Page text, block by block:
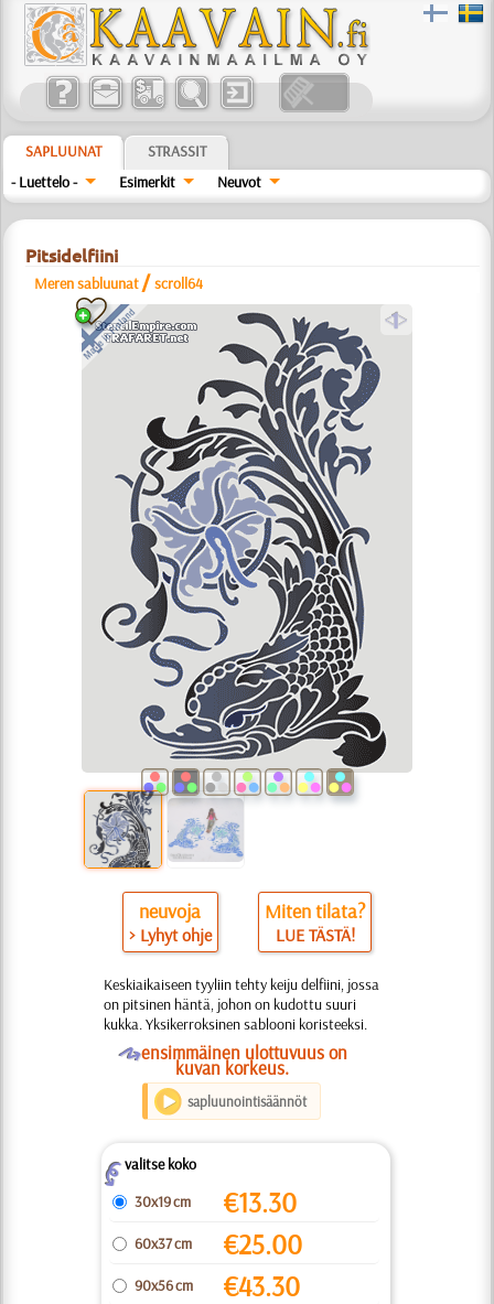
SAPLUUNAT
STRASSIT
- Luettelo -
Esimerkit Neuvot
Pitsidelfiini
Meren sabluunat /scroll64
a
neuvoja
> Lyhyt ohje
Miten tilata?
LUE TÄSTÄ!
Keskiaikaiseen tyyliin tehty keiju delfiini, jossa
on pitsinen häntä, johon on kudottu suuri
kukka. Yksikerroksinen sablooni koristeeksi.
Oensimmäinen ulottuvuus on
kuvan korkeus.
sapluunointisäännöt
Zvalitse koko
30x19 cm
€13.30
60x37 cm €25.00
90x56 cm €43.30